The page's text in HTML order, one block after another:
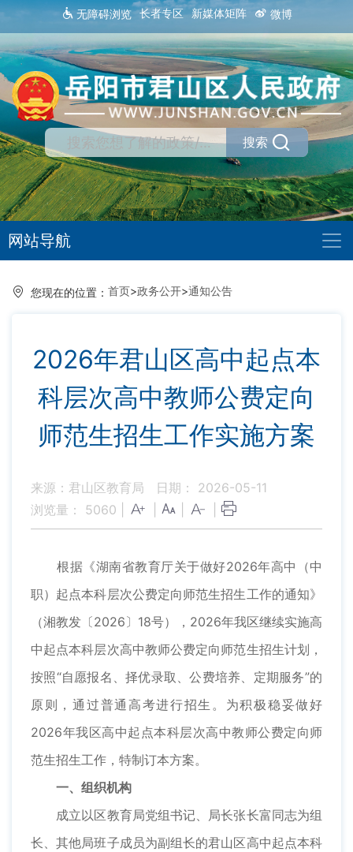
无障碍浏览 长者专区 新媒体矩阵 微博
搜索
网站导航
您现在的位置： 首页>政务公开>通知公告
2026年君山区高中起点本
科层次高中教师公费定向
师范生招生工作实施方案
来源：君山区教育局
日期： 2026-05-11
浏览量： 5060
根据《湖南省教育厅关于做好2026年高中（中
职）起点本科层次公费定向师范生招生工作的通知》
（湘教发〔2026〕18号），2026年我区继续实施高
中起点本科层次高中教师公费定向师范生招生计划，
按照“自愿报名、择优录取、公费培养、定期服务”的
原则，通过普通高考进行招生。为积极稳妥做好
2026年我区高中起点本科层次高中教师公费定向师
范生招生工作，特制订本方案。
一、组织机构
成立以区教育局党组书记、局长张长富同志为组
长、其他局班子成员为副组长的君山区高中起点本科